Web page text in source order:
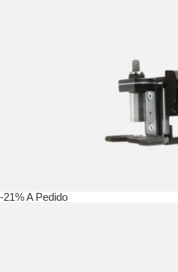
-21%A Pedido